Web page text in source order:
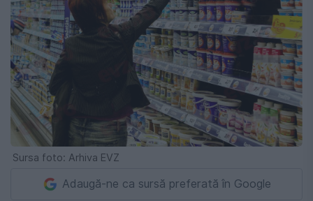
Sursa foto: Arhiva EVZ
Adaugă-ne ca sursă preferată în Google